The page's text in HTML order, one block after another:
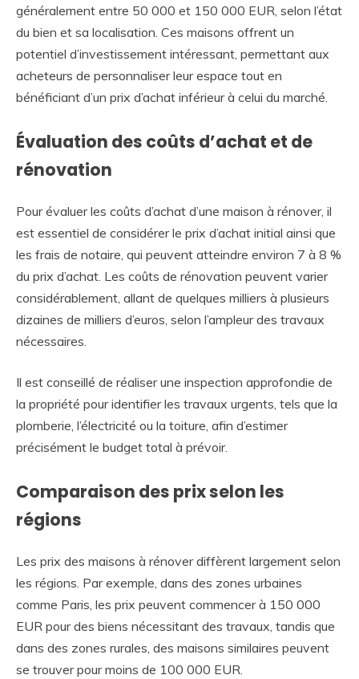
généralement entre 50 000 et 150 000 EUR, selon l’état
du bien et sa localisation. Ces maisons offrent un
potentiel d’investissement intéressant, permettant aux
acheteurs de personnaliser leur espace tout en
bénéficiant d’un prix d’achat inférieur à celui du marché.
Évaluation des coûts d’achat et de
rénovation
Pour évaluer les coûts d’achat d’une maison à rénover, il
est essentiel de considérer le prix d’achat initial ainsi que
les frais de notaire, qui peuvent atteindre environ 7 à 8 %
du prix d’achat. Les coûts de rénovation peuvent varier
considérablement, allant de quelques milliers à plusieurs
dizaines de milliers d’euros, selon l’ampleur des travaux
nécessaires.
Il est conseillé de réaliser une inspection approfondie de
la propriété pour identifier les travaux urgents, tels que la
plomberie, l’électricité ou la toiture, afin d’estimer
précisément le budget total à prévoir.
Comparaison des prix selon les
régions
Les prix des maisons à rénover diffèrent largement selon
les régions. Par exemple, dans des zones urbaines
comme Paris, les prix peuvent commencer à 150 000
EUR pour des biens nécessitant des travaux, tandis que
dans des zones rurales, des maisons similaires peuvent
se trouver pour moins de 100 000 EUR.